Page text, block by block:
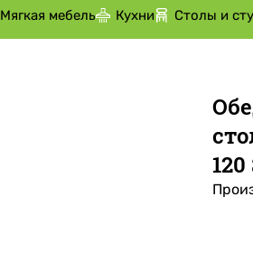
Мягкая мебель Кухни Столы и